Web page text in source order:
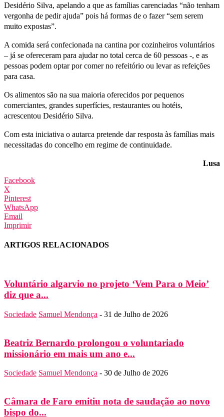
Desidério Silva, apelando a que as famílias carenciadas “não tenham
vergonha de pedir ajuda” pois há formas de o fazer “sem serem
muito expostas”.
A comida será confecionada na cantina por cozinheiros voluntários
– já se ofereceram para ajudar no total cerca de 60 pessoas -, e as
pessoas podem optar por comer no refeitório ou levar as refeições
para casa.
Os alimentos são na sua maioria oferecidos por pequenos
comerciantes, grandes superfícies, restaurantes ou hotéis,
acrescentou Desidério Silva.
Com esta iniciativa o autarca pretende dar resposta às famílias mais
necessitadas do concelho em regime de continuidade.
Lusa
Facebook
X
Pinterest
WhatsApp
Email
Imprimir
ARTIGOS RELACIONADOS
Voluntário algarvio no projeto ‘Vem Para o Meio’
diz que a...
Sociedade Samuel Mendonça - 31 de Julho de 2026
Beatriz Bernardo prolongou o voluntariado
missionário em mais um ano e...
Sociedade Samuel Mendonça - 30 de Julho de 2026
Câmara de Faro emitiu nota de saudação ao novo
bispo do...